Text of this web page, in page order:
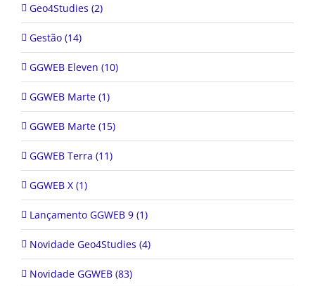
Geo4Studies (2)
Gestão (14)
GGWEB Eleven (10)
GGWEB Marte (1)
GGWEB Marte (15)
GGWEB Terra (11)
GGWEB X (1)
Lançamento GGWEB 9 (1)
Novidade Geo4Studies (4)
Novidade GGWEB (83)